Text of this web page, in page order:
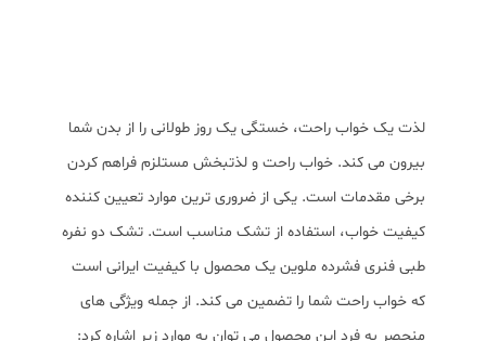
لذت یک خواب راحت، خستگی یک روز طولانی را از بدن شما
بیرون می کند. خواب راحت و لذتبخش مستلزم فراهم کردن
برخی مقدمات است. یکی از ضروری ترین موارد تعیین کننده
کیفیت خواب، استفاده از تشک مناسب است. تشک دو نفره
طبی فنری فشرده ملوین یک محصول با کیفیت ایرانی است
که خواب راحت شما را تضمین می کند. از جمله ویژگی های
منحصر به فرد این محصول می توان به موارد زیر اشاره کرد: